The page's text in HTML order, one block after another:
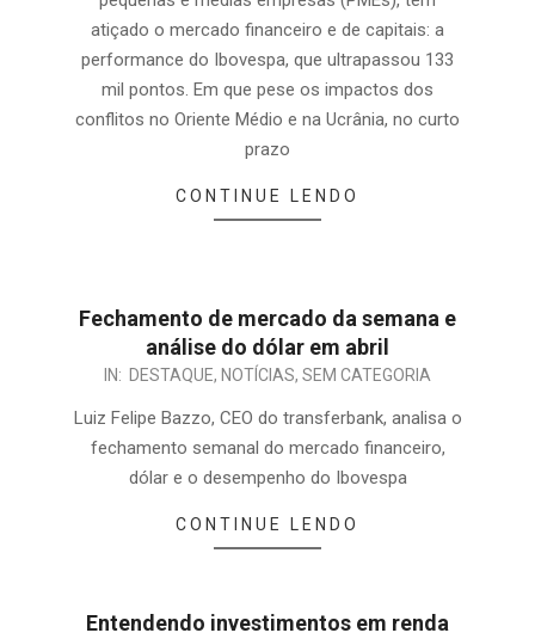
atiçado o mercado financeiro e de capitais: a
performance do Ibovespa, que ultrapassou 133
mil pontos. Em que pese os impactos dos
conflitos no Oriente Médio e na Ucrânia, no curto
prazo
CONTINUE LENDO
Fechamento de mercado da semana e
análise do dólar em abril
IN: DESTAQUE, NOTÍCIAS, SEM CATEGORIA
Luiz Felipe Bazzo, CEO do transferbank, analisa o
fechamento semanal do mercado financeiro,
dólar e o desempenho do Ibovespa
CONTINUE LENDO
Entendendo investimentos em renda